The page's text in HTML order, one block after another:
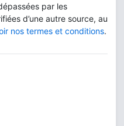
par les
d’une autre source, au
nos termes et conditions.